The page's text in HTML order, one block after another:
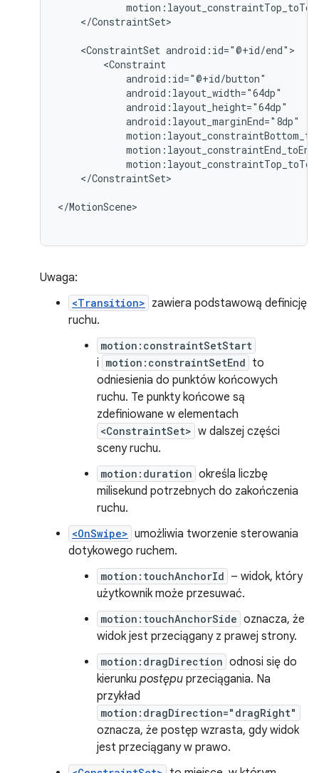
</ConstraintSet>
<ConstraintSet
</ConstraintSet>
Uwaga:
<Transition> zawiera podstawową definicję
ruchu.
motion:constraintSetStart
i motion:constraintSetEnd to
odniesienia do punktów końcowych
ruchu. Te punkty końcowe są
zdefiniowane w elementach
<ConstraintSet> w dalszej części
sceny ruchu.
motion:duration określa liczbę
milisekund potrzebnych do zakończenia
ruchu.
<OnSwipe> umożliwia tworzenie sterowania
dotykowego ruchem.
motion:touchAnchorId – widok, który
użytkownik może przesuwać.
motion:touchAnchorSide oznacza, że
widok jest przeciągany z prawej strony.
motion:dragDirection odnosi się do
kierunku postępu przeciągania. Na
przykład
motion:dragDirection="dragRight"
oznacza, że postęp wzrasta, gdy widok
jest przeciągany w prawo.